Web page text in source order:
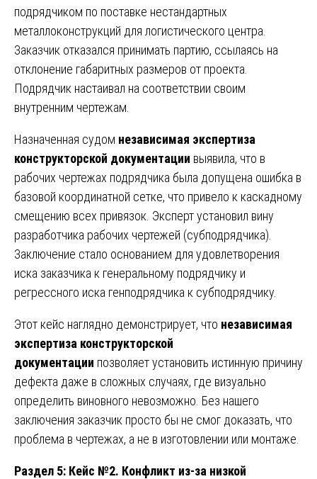
подрядчиком по поставке нестандартных
металлоконструкций для логистического центра.
Заказчик отказался принимать партию, ссылаясь на
отклонение габаритных размеров от проекта.
Подрядчик настаивал на соответствии своим
внутренним чертежам.
Назначенная судом независимая экспертиза
конструкторской документации выявила, что в
рабочих чертежах подрядчика была допущена ошибка в
базовой координатной сетке, что привело к каскадному
смещению всех привязок. Эксперт установил вину
разработчика рабочих чертежей (субподрядчика).
Заключение стало основанием для удовлетворения
иска заказчика к генеральному подрядчику и
регрессного иска генподрядчика к субподрядчику.
Этот кейс наглядно демонстрирует, что независимая
экспертиза конструкторской
документации позволяет установить истинную причину
дефекта даже в сложных случаях, где визуально
определить виновного невозможно. Без нашего
заключения заказчик просто бы не смог доказать, что
проблема в чертежах, а не в изготовлении или монтаже.
Раздел 5: Кейс №2. Конфликт из-за низкой